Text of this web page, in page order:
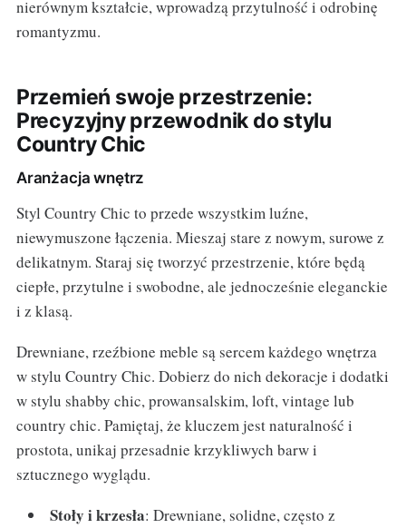
nierównym kształcie, wprowadzą przytulność i odrobinę
romantyzmu.
Przemień swoje przestrzenie:
Precyzyjny przewodnik do stylu
Country Chic
Aranżacja wnętrz
Styl Country Chic to przede wszystkim luźne,
niewymuszone łączenia. Mieszaj stare z nowym, surowe z
delikatnym. Staraj się tworzyć przestrzenie, które będą
ciepłe, przytulne i swobodne, ale jednocześnie eleganckie
i z klasą.
Drewniane, rzeźbione meble są sercem każdego wnętrza
w stylu Country Chic. Dobierz do nich dekoracje i dodatki
w stylu shabby chic, prowansalskim, loft, vintage lub
country chic. Pamiętaj, że kluczem jest naturalność i
prostota, unikaj przesadnie krzykliwych barw i
sztucznego wyglądu.
Stoły i krzesła: Drewniane, solidne, często z